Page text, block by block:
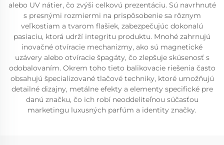
alebo UV nátier, čo zvýši celkovú prezentáciu. Sú navrhnuté
s presnými rozmiermi na prispôsobenie sa rôznym
veľkostiam a tvarom flašiek, zabezpečujúc dokonalú
pasiaciu, ktorá udrží integritu produktu. Mnohé zahrnujú
inovačné otvíracie mechanizmy, ako sú magnetické
uzávery alebo otvíracie špagáty, čo zlepšuje skúsenosť s
odobalovaním. Okrem toho tieto balikovacie riešenia často
obsahujú špecializované tlačové techniky, ktoré umožňujú
detailné dizajny, metálne efekty a elementy specifické pre
danú značku, čo ich robí neoddeliteľnou súčasťou
marketingu luxusných parfúm a identity značky.